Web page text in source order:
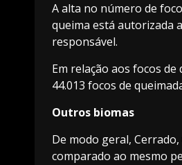
A alta no número de
queima está autorizada
responsável.
Em relação aos focos
44.013 focos de
Outros biomas
De modo geral,
comparado ao mesmo